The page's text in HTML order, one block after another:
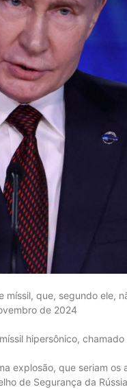
que, segundo ele,
de 2024
hipersônico,
explosão, que seriam os
de Segurança da